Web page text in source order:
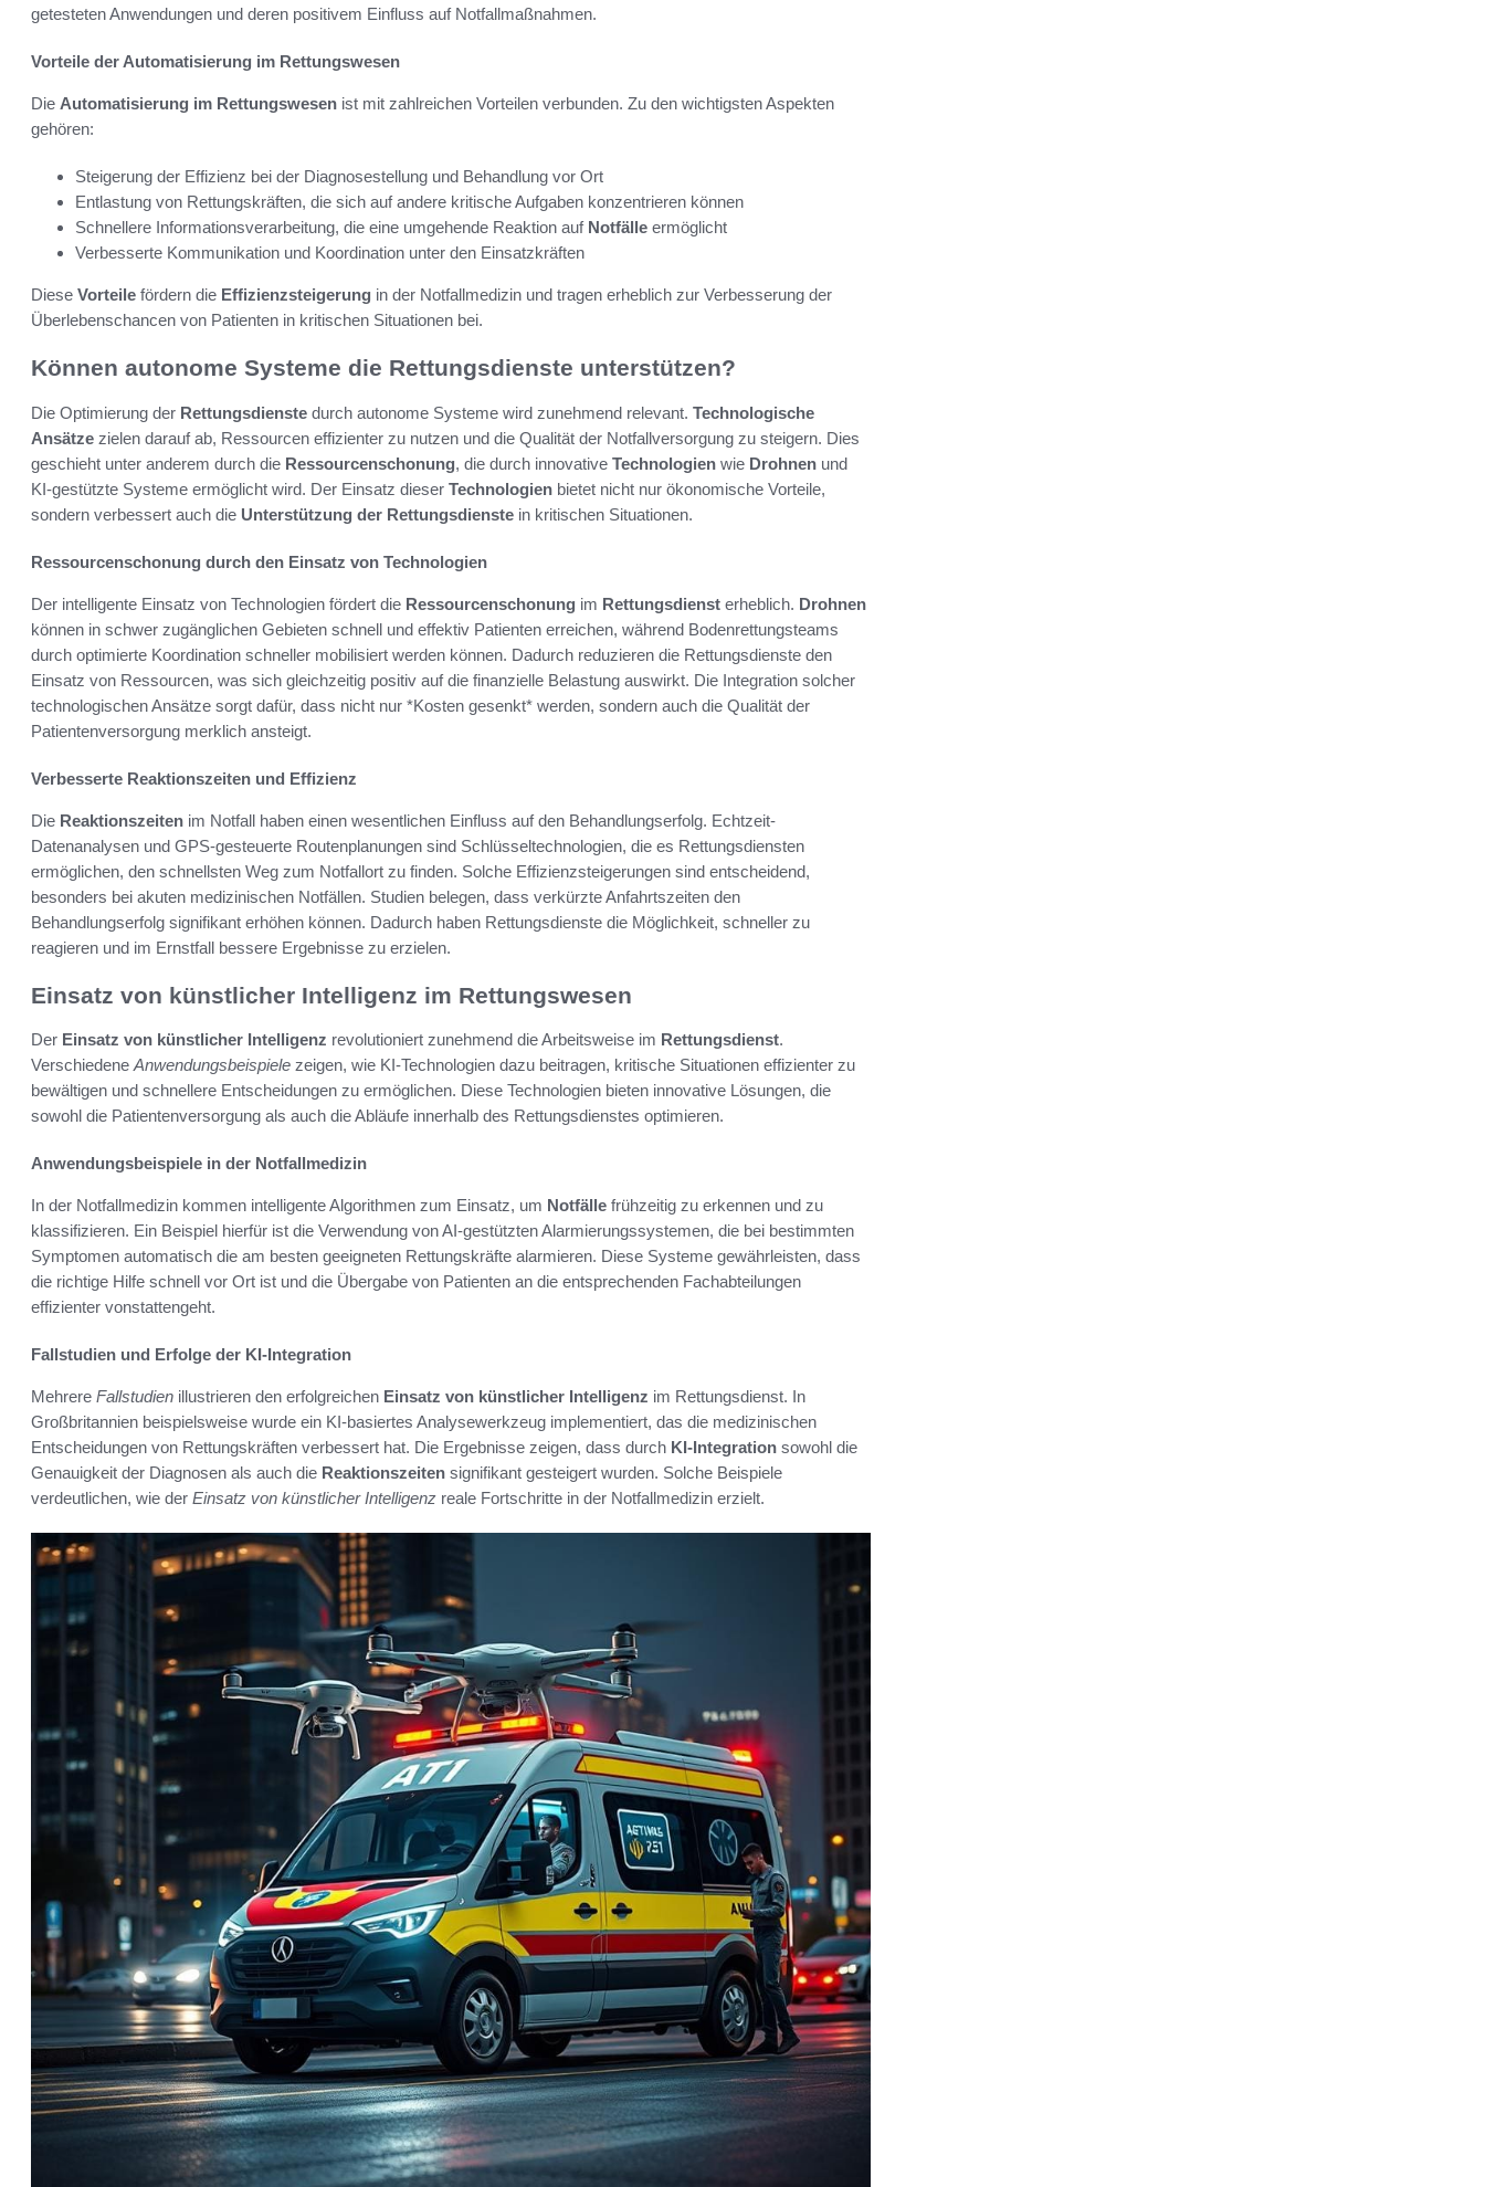
getesteten Anwendungen und deren positivem Einfluss auf Notfallmaßnahmen.
Vorteile der Automatisierung im Rettungswesen
Die Automatisierung im Rettungswesen ist mit zahlreichen Vorteilen verbunden. Zu den wichtigsten Aspekten
gehören:
Steigerung der Effizienz bei der Diagnosestellung und Behandlung vor Ort
Entlastung von Rettungskräften, die sich auf andere kritische Aufgaben konzentrieren können
Schnellere Informationsverarbeitung, die eine umgehende Reaktion auf Notfälle ermöglicht
Verbesserte Kommunikation und Koordination unter den Einsatzkräften
Diese Vorteile fördern die Effizienzsteigerung in der Notfallmedizin und tragen erheblich zur Verbesserung der
Überlebenschancen von Patienten in kritischen Situationen bei.
Können autonome Systeme die Rettungsdienste unterstützen?
Die Optimierung der Rettungsdienste durch autonome Systeme wird zunehmend relevant. Technologische
Ansätze zielen darauf ab, Ressourcen effizienter zu nutzen und die Qualität der Notfallversorgung zu steigern. Dies
geschieht unter anderem durch die Ressourcenschonung, die durch innovative Technologien wie Drohnen und
KI-gestützte Systeme ermöglicht wird. Der Einsatz dieser Technologien bietet nicht nur ökonomische Vorteile,
sondern verbessert auch die Unterstützung der Rettungsdienste in kritischen Situationen.
Ressourcenschonung durch den Einsatz von Technologien
Der intelligente Einsatz von Technologien fördert die Ressourcenschonung im Rettungsdienst erheblich. Drohnen
können in schwer zugänglichen Gebieten schnell und effektiv Patienten erreichen, während Bodenrettungsteams
durch optimierte Koordination schneller mobilisiert werden können. Dadurch reduzieren die Rettungsdienste den
Einsatz von Ressourcen, was sich gleichzeitig positiv auf die finanzielle Belastung auswirkt. Die Integration solcher
technologischen Ansätze sorgt dafür, dass nicht nur *Kosten gesenkt* werden, sondern auch die Qualität der
Patientenversorgung merklich ansteigt.
Verbesserte Reaktionszeiten und Effizienz
Die Reaktionszeiten im Notfall haben einen wesentlichen Einfluss auf den Behandlungserfolg. Echtzeit-
Datenanalysen und GPS-gesteuerte Routenplanungen sind Schlüsseltechnologien, die es Rettungsdiensten
ermöglichen, den schnellsten Weg zum Notfallort zu finden. Solche Effizienzsteigerungen sind entscheidend,
besonders bei akuten medizinischen Notfällen. Studien belegen, dass verkürzte Anfahrtszeiten den
Behandlungserfolg signifikant erhöhen können. Dadurch haben Rettungsdienste die Möglichkeit, schneller zu
reagieren und im Ernstfall bessere Ergebnisse zu erzielen.
Einsatz von künstlicher Intelligenz im Rettungswesen
Der Einsatz von künstlicher Intelligenz revolutioniert zunehmend die Arbeitsweise im Rettungsdienst.
Verschiedene Anwendungsbeispiele zeigen, wie KI-Technologien dazu beitragen, kritische Situationen effizienter zu
bewältigen und schnellere Entscheidungen zu ermöglichen. Diese Technologien bieten innovative Lösungen, die
sowohl die Patientenversorgung als auch die Abläufe innerhalb des Rettungsdienstes optimieren.
Anwendungsbeispiele in der Notfallmedizin
In der Notfallmedizin kommen intelligente Algorithmen zum Einsatz, um Notfälle frühzeitig zu erkennen und zu
klassifizieren. Ein Beispiel hierfür ist die Verwendung von AI-gestützten Alarmierungssystemen, die bei bestimmten
Symptomen automatisch die am besten geeigneten Rettungskräfte alarmieren. Diese Systeme gewährleisten, dass
die richtige Hilfe schnell vor Ort ist und die Übergabe von Patienten an die entsprechenden Fachabteilungen
effizienter vonstattengeht.
Fallstudien und Erfolge der KI-Integration
Mehrere Fallstudien illustrieren den erfolgreichen Einsatz von künstlicher Intelligenz im Rettungsdienst. In
Großbritannien beispielsweise wurde ein KI-basiertes Analysewerkzeug implementiert, das die medizinischen
Entscheidungen von Rettungskräften verbessert hat. Die Ergebnisse zeigen, dass durch KI-Integration sowohl die
Genauigkeit der Diagnosen als auch die Reaktionszeiten signifikant gesteigert wurden. Solche Beispiele
verdeutlichen, wie der Einsatz von künstlicher Intelligenz reale Fortschritte in der Notfallmedizin erzielt.